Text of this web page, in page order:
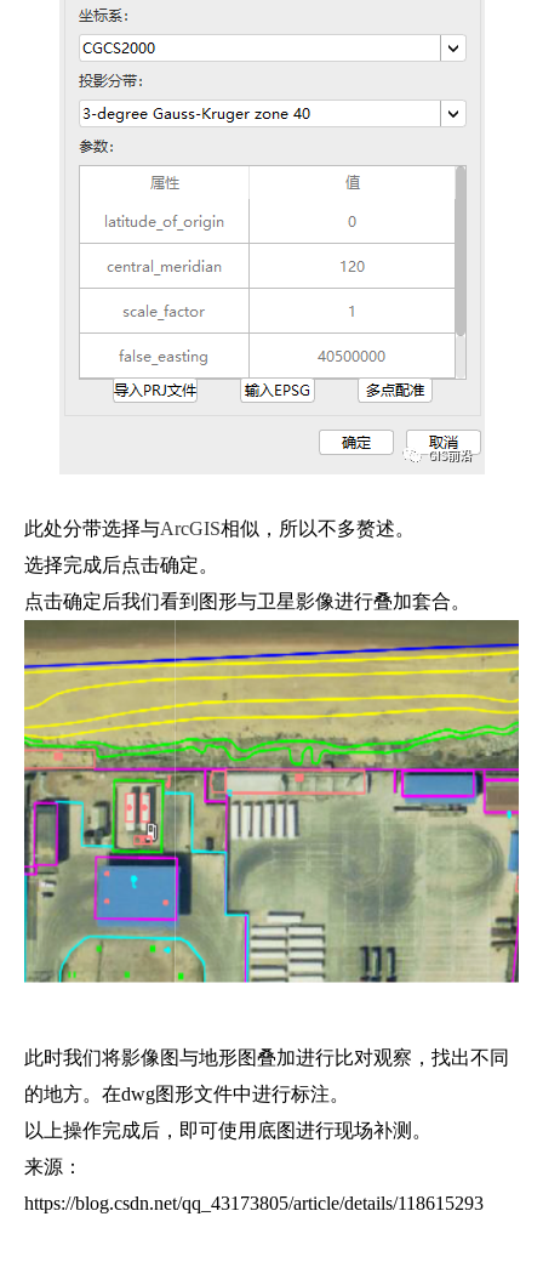
此处分带选择与ArcGIS相似，所以不多赘述。
选择完成后点击确定。
点击确定后我们看到图形与卫星影像进行叠加套合。
此时我们将影像图与地形图叠加进行比对观察，找出不同
的地方。在dwg图形文件中进行标注。
以上操作完成后，即可使用底图进行现场补测。
来源：
https://blog.csdn.net/qq_43173805/article/details/118615293